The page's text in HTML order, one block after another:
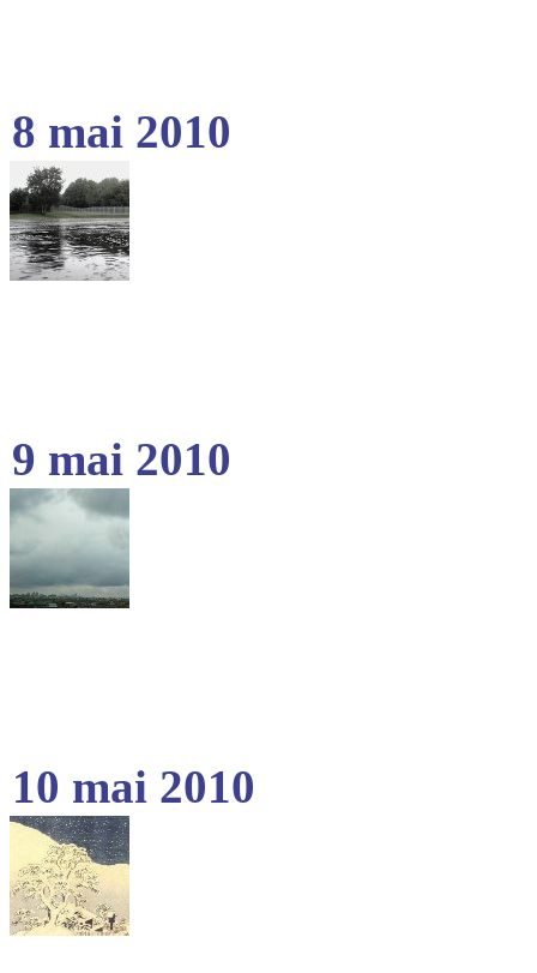
8 mai 2010
9 mai 2010
10 mai 2010